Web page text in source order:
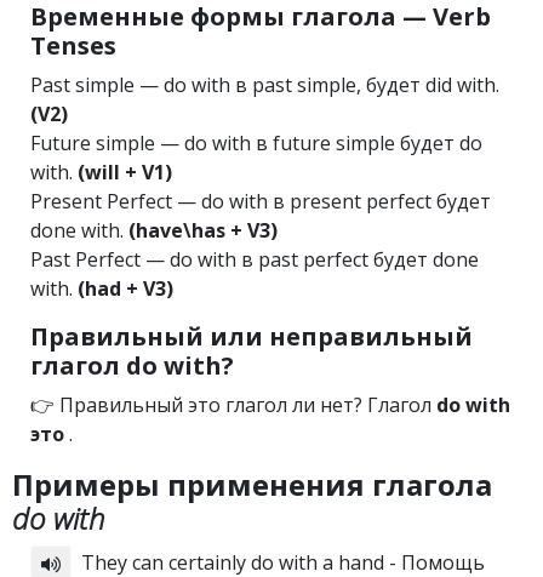
Временные формы глагола — Verb
Tenses
Past simple — do with в past simple, будет did with.
(V2)
Future simple — do with в future simple будет do
with. (will + V1)
Present Perfect — do with в present perfect будет
done with. (have\has + V3)
Past Perfect — do with в past perfect будет done
with. (had + V3)
Правильный или неправильный
глагол do with?
👉 Правильный это глагол ли нет? Глагол do with
это.
Примеры применения глагола
do with
They can certainly do with a hand - Помощь